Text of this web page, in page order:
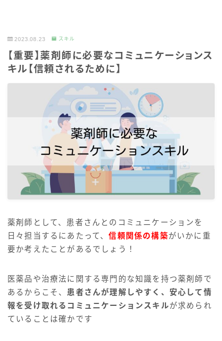
2023.08.23 スキル
【重要】薬剤師に必要なコミュニケーションス
キル【信頼されるために】
薬剤師として、患者さんとのコミュニケーションを
日々担当するにあたって、信頼関係の構築がいかに重
要か考えたことがあるでしょう！
医薬品や治療法に関する専門的な知識を持つ薬剤師で
あるからこそ、 患者さんが理解しやすく、安心して情
報を受け取れるコミュニケーションスキルが求められ
ていることは確かです